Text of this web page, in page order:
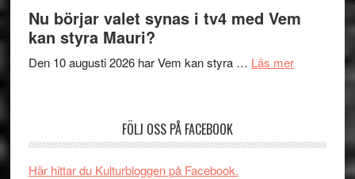
och
Shadow
Edge
spännande
Nu börjar valet synas i tv4 med Vem
kan styra Mauri?
Den 10 augusti 2026 har Vem kan styra … Läs merom
FÖLJ OSS PÅ FACEBOOK
Här hittar du Kulturbloggen på Facebook.